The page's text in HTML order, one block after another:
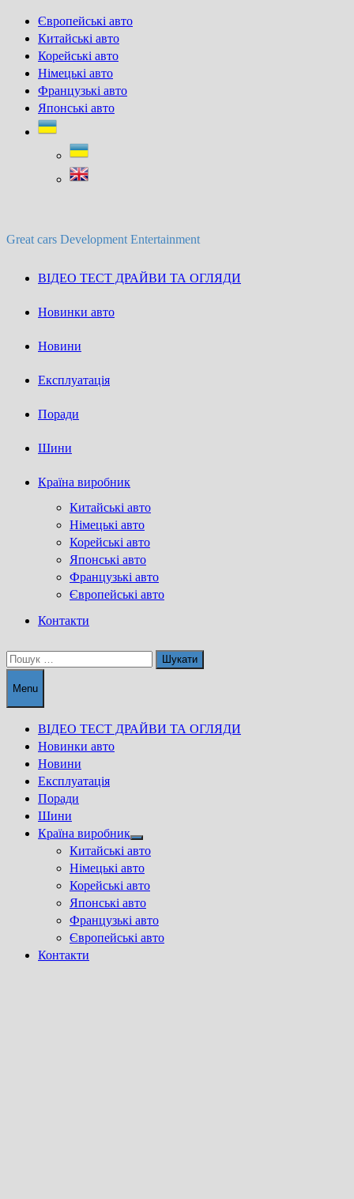
Skip
content
Європейські авто
Китайські авто
Корейські авто
Німецькі авто
Французькі авто
Японські авто
Great cars Development Entertainment
ВІДЕО ТЕСТ ДРАЙВИ ТА ОГЛЯДИ
Новинки авто
Новини
Експлуатація
Поради
Шини
Країна виробник
Китайські авто
Німецькі авто
Корейські авто
Японські авто
Французькі авто
Європейські авто
Контакти
Пошук:
Menu
ВІДЕО ТЕСТ ДРАЙВИ ТА ОГЛЯДИ
Новинки авто
Новини
Експлуатація
Поради
Шини
Країна виробник
Show
sub
menu
Китайські авто
Німецькі авто
Корейські авто
Японські авто
Французькі авто
Європейські авто
Контакти